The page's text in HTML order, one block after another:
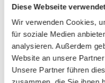
Diese Webseite
Wir verwenden Cookies,
für soziale Medien
analysieren. Außerdem
Website an unsere
Unsere Partner führen